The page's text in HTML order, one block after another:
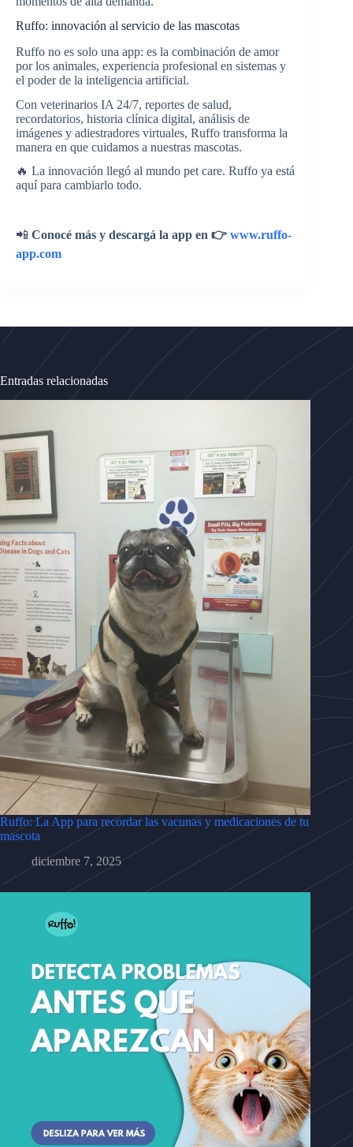
Ruffo: innovación al servicio de las mascotas
Ruffo no es solo una app: es la combinación de amor
por los animales, experiencia profesional en sistemas y
el poder de la inteligencia artificial.
Con veterinarios IA 24/7, reportes de salud,
recordatorios, historia clínica digital, análisis de
imágenes y adiestradores virtuales, Ruffo transforma la
manera en que cuidamos a nuestras mascotas.
🔥 La innovación llegó al mundo pet care. Ruffo ya está
aquí para cambiarlo todo.
📲 Conocé más y descargá la app en 👉 www.ruffo-
app.com
Entradas relacionadas
Ruffo: La App para recordar las vacunas y medicaciones de tu
mascota
diciembre 7, 2025